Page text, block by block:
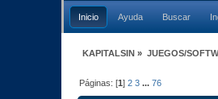
Inicio Ayuda Buscar
KAPITALSIN » JUEGOS/
Páginas: [1]2 3 ...76